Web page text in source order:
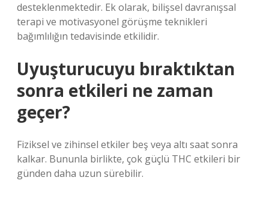
desteklenmektedir. Ek olarak, bilişsel davranışsal
terapi ve motivasyonel görüşme teknikleri
bağımlılığın tedavisinde etkilidir.
Uyuşturucuyu bıraktıktan
sonra etkileri ne zaman
geçer?
Fiziksel ve zihinsel etkiler beş veya altı saat sonra
kalkar. Bununla birlikte, çok güçlü THC etkileri bir
günden daha uzun sürebilir.